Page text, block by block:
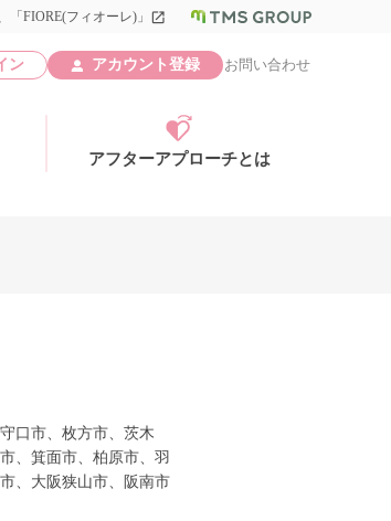
FIORE(フィオーレ)」 launch
ン アカウント登録 お問い合わせ
アフターアプローチとは
口市、枚方市、茨木
、箕面市、柏原市、羽
、大阪狭山市、阪南市